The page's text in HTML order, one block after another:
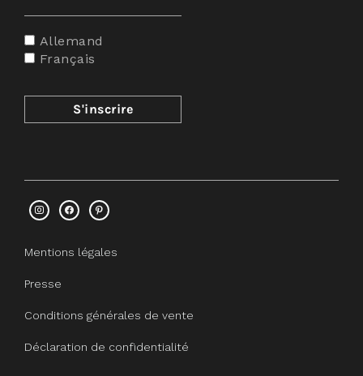
Allemand
Français
Mentions légales
Presse
Conditions générales de vente
Déclaration de confidentialité